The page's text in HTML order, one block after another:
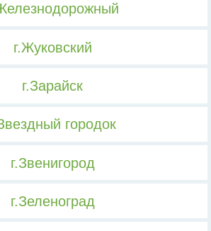
г.Жуковский
г.Зарайск
городок
г.Звенигород
г.Зеленоград